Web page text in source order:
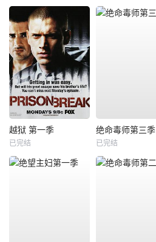
越狱 第一季
已完结
绝命毒师第三季
已完结